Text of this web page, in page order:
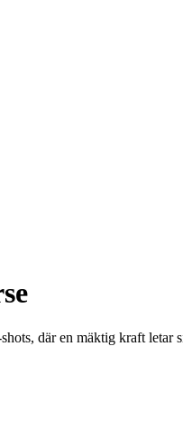
där en mäktig kraft letar